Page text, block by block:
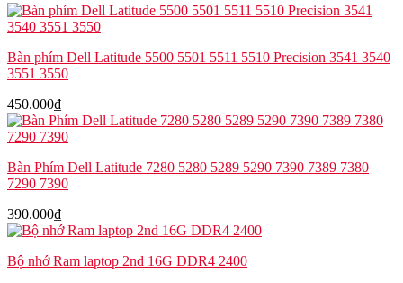
Bàn phím Dell Latitude 5500 5501 5511 5510 Precision 3541 3540
3551 3550
450.000₫
Bàn Phím Dell Latitude 7280 5280 5289 5290 7390 7389 7380
7290 7390
390.000₫
Bộ nhớ Ram laptop 2nd 16G DDR4 2400